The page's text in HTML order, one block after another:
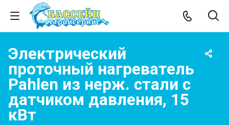
Электрический
проточный нагреватель
Pahlen из нерж. стали с
датчиком давления, 15
кВт